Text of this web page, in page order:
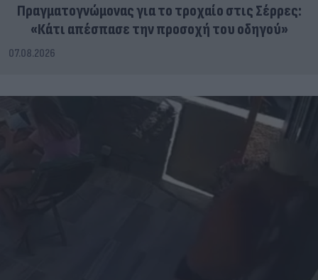
Πραγματογνώμονας για το τροχαίο στις Σέρρες:
«Κάτι απέσπασε την προσοχή του οδηγού»
07.08.2026